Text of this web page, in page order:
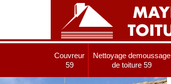
Couvreur
59
Nettoyage demoussage
de toiture 59